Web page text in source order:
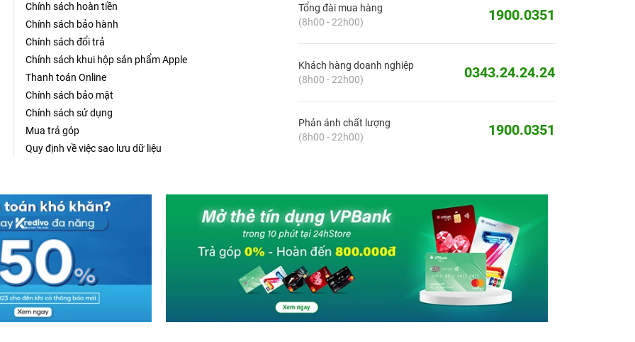
Chính sách hoàn tiền
Chính sách bảo hành
Chính sách đổi trả
Chính sách khui hộp sản phẩm Apple
Thanh toán Online
Chính sách bảo mật
Chính sách sử dụng
Mua trả góp
Quy định về việc sao lưu dữ liệu
Tổng đài mua hàng
(8h00 - 22h00)
1900.0351
Khách hàng doanh nghiệp
(8h00 - 22h00)
0343.24.24.24
Phản ánh chất lượng
(8h00 - 22h00)
1900.0351